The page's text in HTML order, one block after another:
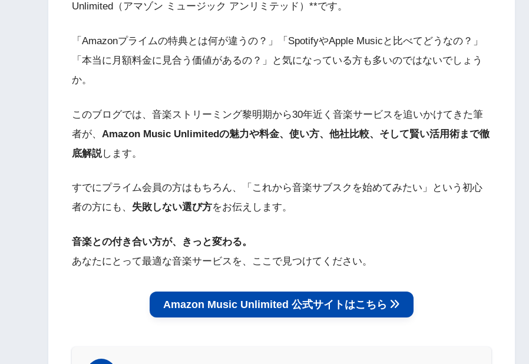
Unlimited（アマゾン ミュージック アンリミテッド）**です。
「Amazonプライムの特典とは何が違うの？」「SpotifyやApple Musicと比べてどうなの？」
「本当に月額料金に見合う価値があるの？」と気になっている方も多いのではないでしょう
か。
このブログでは、音楽ストリーミング黎明期から30年近く音楽サービスを追いかけてきた筆
者が、 Amazon Music Unlimitedの魅力や料金、使い方、他社比較、そして賢い活用術まで徹
底解説します。
すでにプライム会員の方はもちろん、「これから音楽サブスクを始めてみたい」という初心
者の方にも、 失敗しない選び方をお伝えします。
音楽との付き合い方が、きっと変わる。
あなたにとって最適な音楽サービスを、ここで見つけてください。
Amazon Music Unlimited 公式サイトはこちら